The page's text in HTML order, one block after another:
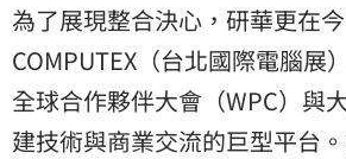
為了展現整合決心，研華更在
COMPUTEX（台北國際電腦展
全球合作夥伴大會（WPC）與
建技術與商業交流的巨型平台